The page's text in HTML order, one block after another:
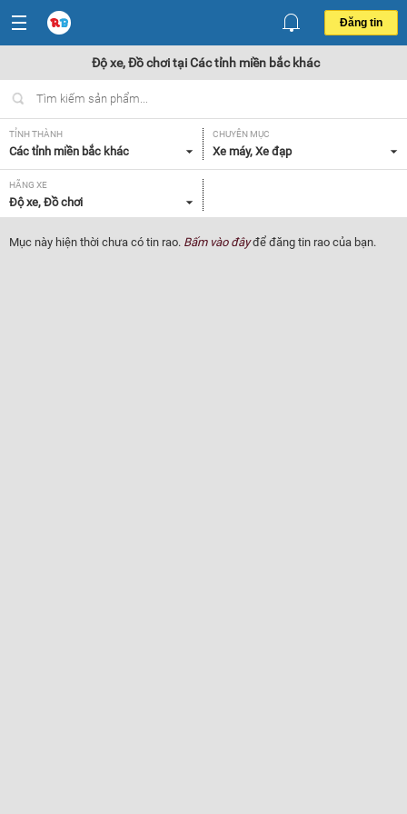
Đăng tin
Độ xe, Đồ chơi tại Các tỉnh miền bắc khác
TỈNH THÀNH
Các tỉnh miền bắc khác
CHUYÊN MỤC
Xe máy, Xe đạp
HÃNG XE
Độ xe, Đồ chơi
Mục này hiện thời chưa có tin rao. Bấm vào đâyđể đăng tin rao của bạn.